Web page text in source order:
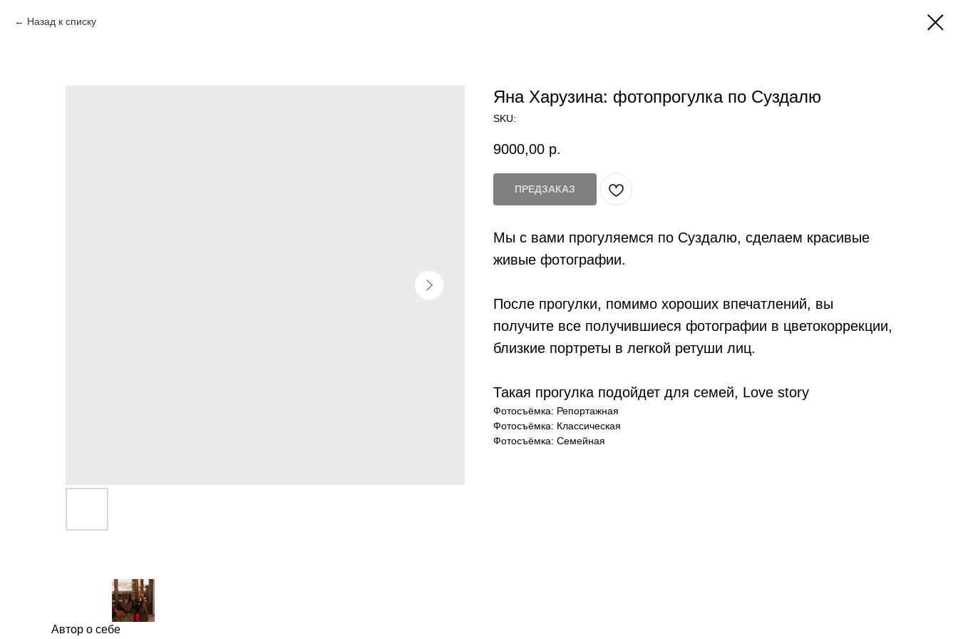
Назад к списку
Яна Харузина: фотопрогулка по Суздалю
SKU:
9000,00 р.
ПРЕДЗАКАЗ
Мы с вами прогуляемся по Суздалю, сделаем красивые
живые фотографии.
После прогулки, помимо хороших впечатлений, вы
получите все получившиеся фотографии в цветокоррекции,
близкие портреты в легкой ретуши лиц.
Такая прогулка подойдет для семей, Love story
Фотосъёмка: Репортажная
Фотосъёмка: Классическая
Фотосъёмка: Семейная
Автор о себе